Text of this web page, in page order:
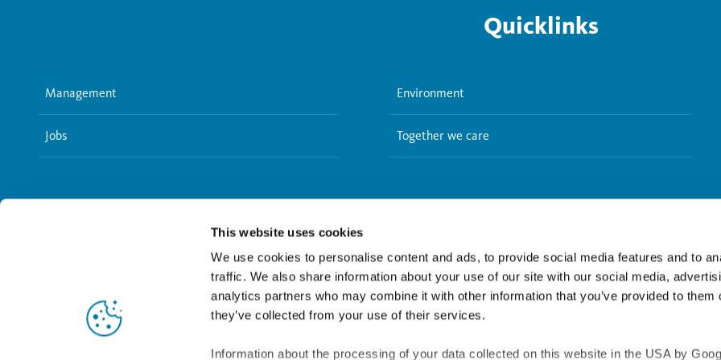
This website uses cookies
We use cookies to personalise content and ads, to provide social media features and to
traffic. We also share information about your use of our site with our social media,
analytics partners who may combine it with other information that you’ve provided to them
they’ve collected from your use of their services.
Information about the processing of your data collected on this website in the USA by
Quicklinks
Management
Jobs
Environment
Together we care
Haven’t found the right thing
Searchfield